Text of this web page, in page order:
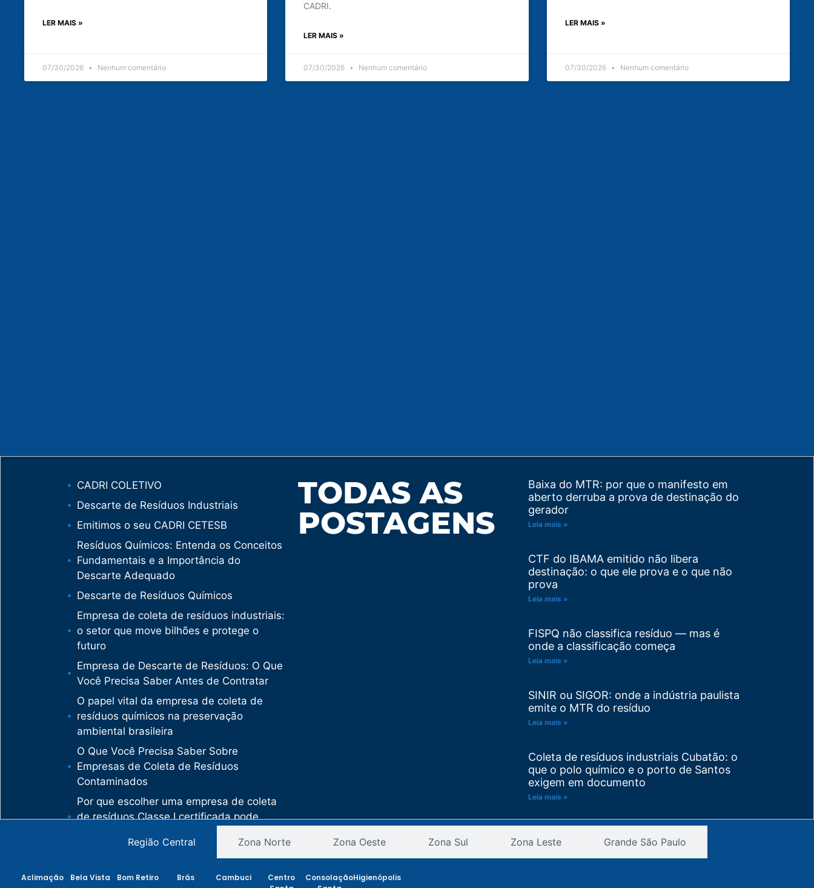
LER MAIS »
07/30/2026 Nenhum comentário
CADRI.
LER MAIS »
07/30/2026 Nenhum comentário
LER MAIS »
07/30/2026 Nenhum comentário
CADRI COLETIVO
Descarte de Resíduos Industriais
Emitimos o seu CADRI CETESB
Resíduos Químicos: Entenda os Conceitos
Fundamentais e a Importância do
Descarte Adequado
Descarte de Resíduos Químicos
Empresa de coleta de resíduos industriais:
o setor que move bilhões e protege o
futuro
Empresa de Descarte de Resíduos: O Que
Você Precisa Saber Antes de Contratar
O papel vital da empresa de coleta de
resíduos químicos na preservação
ambiental brasileira
O Que Você Precisa Saber Sobre
Empresas de Coleta de Resíduos
Contaminados
Por que escolher uma empresa de coleta
de resíduos Classe I certificada pode
Como uma empresa de descarte de
de crimes ambientais
TODAS AS
POSTAGENS
Baixa do MTR: por que o manifesto em
aberto derruba a prova de destinação do
gerador
Leia mais »
CTF do IBAMA emitido não libera
destinação: o que ele prova e o que não
prova
Leia mais »
FISPQ não classifica resíduo — mas é
onde a classificação começa
Leia mais »
SINIR ou SIGOR: onde a indústria paulista
emite o MTR do resíduo
Leia mais »
Coleta de resíduos industriais Cubatão: o
que o polo químico e o porto de Santos
exigem em documento
Leia mais »
prima ou de processo? Seu plano venceu
antes do prazo
Região Central Zona Norte Zona Oeste Zona Sul Zona Leste Grande São Paulo
Aclimação Bela Vista Bom Retiro Brás Cambuci Centro ConsolaçãoHigienópolis